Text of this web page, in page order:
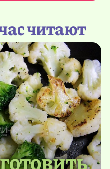
читают